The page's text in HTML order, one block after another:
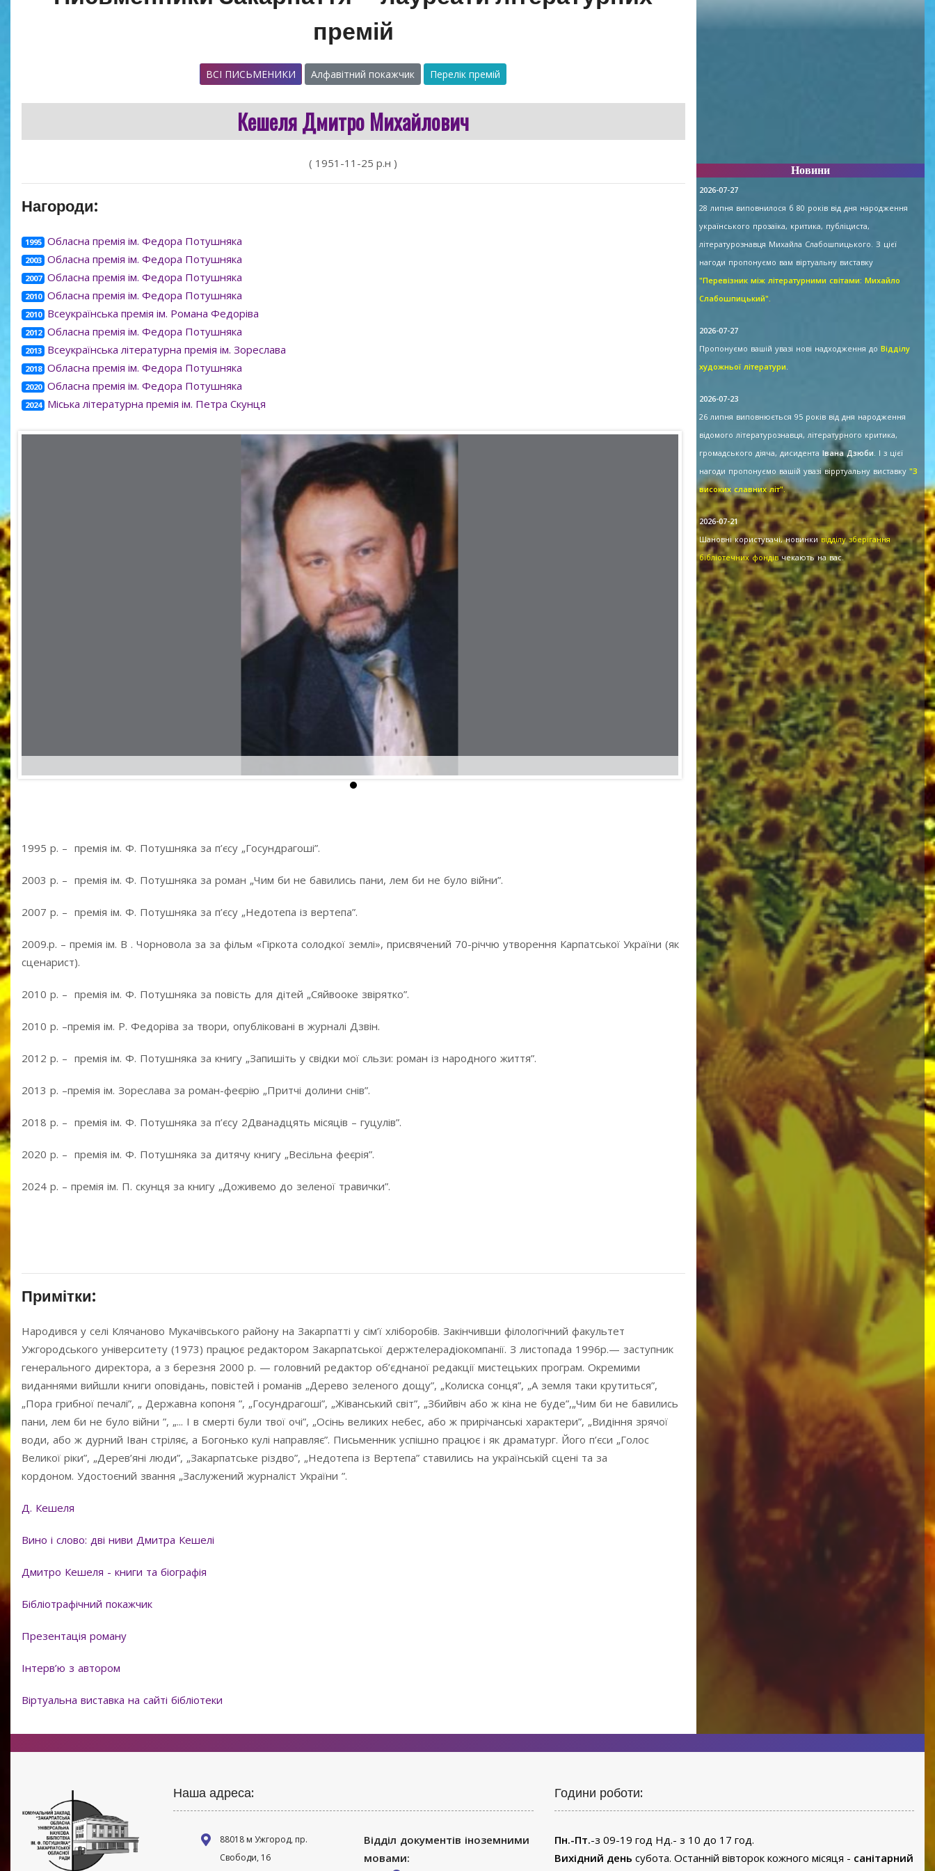
премій
ВСІ ПИСЬМЕНИКИ Алфавітний покажчик Перелік премій
Кешеля Дмитро Михайлович
( 1951-11-25 р.н )
Нагороди:
1995 Обласна премія ім. Федора Потушняка
2003 Обласна премія ім. Федора Потушняка
2007 Обласна премія ім. Федора Потушняка
2010 Обласна премія ім. Федора Потушняка
2010 Всеукраїнська премія ім. Романа Федоріва
2012 Обласна премія ім. Федора Потушняка
2013 Всеукраїнська літературна премія ім. Зореслава
2018 Обласна премія ім. Федора Потушняка
2020 Обласна премія ім. Федора Потушняка
2024 Міська літературна премія ім. Петра Скунця
1995 р. – премія ім. Ф. Потушняка за п’єсу „Госундрагоші”.
2003 р. – премія ім. Ф. Потушняка за роман „Чим би не бавились пани, лем би не було війни”.
2007 р. – премія ім. Ф. Потушняка за п’єсу „Недотепа із вертепа”.
2009.р. – премія ім. В . Чорновола за за фільм «Гіркота солодкої землі», присвячений 70-річчю утворення Карпатської України (як
сценарист).
2010 р. – премія ім. Ф. Потушняка за повість для дітей „Сяйвооке звірятко”.
2010 р. –премія ім. Р. Федоріва за твори, опубліковані в журналі Дзвін.
2012 р. – премія ім. Ф. Потушняка за книгу „Запишіть у свідки мої сльзи: роман із народного життя”.
2013 р. –премія ім. Зореслава за роман-феєрію „Притчі долини снів”.
2018 р. – премія ім. Ф. Потушняка за п’єсу 2Дванадцять місяців – гуцулів”.
2020 р. – премія ім. Ф. Потушняка за дитячу книгу „Весільна феєрія”.
2024 р. – премія ім. П. скунця за книгу „Доживемо до зеленої травички”.
Примітки:
Народився у селі Клячаново Мукачівського району на Закарпатті у сім’ї хліборобів. Закінчивши філологічний факультет
Ужгородського університету (1973) працює редактором Закарпатської держтелерадіокомпанії. З листопада 1996р.— заступник
генерального директора, а з березня 2000 р. — головний редактор об’єднаної редакції мистецьких програм. Окремими
виданнями вийшли книги оповідань, повістей і романів „Дерево зеленого дощу”, „Колиска сонця”, „А земля таки крутиться”,
„Пора грибної печалі”, „ Державна копоня ”, „Госундрагоші”, „Жіванський світ”, „Збийвіч або ж кіна не буде”,„Чим би не бавились
пани, лем би не було війни ”, „... І в смерті були твої очі”, „Осінь великих небес, або ж прирічанські характери”, „Видіння зрячої
води, або ж дурний Іван стріляє, а Богонько кулі направляє”. Письменник успішно працює і як драматург. Його п’єси „Голос
Великої ріки”, „Дерев’яні люди”, „Закарпатське різдво”, „Недотепа із Вертепа” ставились на українській сцені та за
кордоном. Удостоєний звання „Заслужений журналіст України ”.
Д. Кешеля
Вино і слово: дві ниви Дмитра Кешелі
Дмитро Кешеля - книги та біографія
Бібліотрафічний покажчик
Презентація роману
Інтерв’ю з автором
Віртуальна виставка на сайті бібліотеки
Новини
2026-07-27
28 липня виповнилося б 80 років від дня народження
українського прозаїка, критика, публіциста,
літературознавця Михайла Слабошпицького. З цієї
нагоди пропонуємо вам віртуальну виставку
"Перевізник між літературними світами: Михайло
Слабошпицький".
2026-07-27
Пропонуємо вашій увазі нові надходження до Відділу
художньої літератури.
2026-07-23
26 липня виповнюється 95 років від дня народження
відомого літературознавця, літературного критика,
громадського діяча, дисидента Івана Дзюби. І з цієї
нагоди пропонуємо вашій увазі вірртуальну виставку "З
високих славних літ".
2026-07-21
Шановні користувачі, новинки відділу зберігання
бібліотечних фондівчекають на вас.
Наша адреса:
88018 м Ужгород, пр.
Свободи, 16
Відділ документів іноземними
мовами:
Години роботи:
Пн.-Пт.-з 09-19 год Нд.- з 10 до 17 год.
Вихідний день субота. Останній вівторок кожного місяця - санітарний